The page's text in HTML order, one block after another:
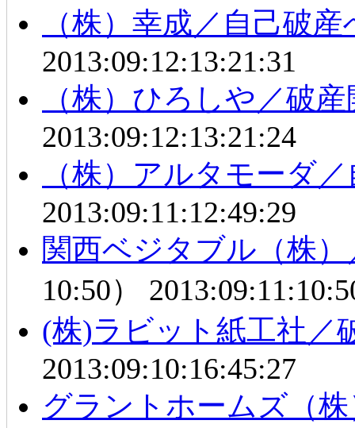
（株）幸成／自己破産
2013:09:12:13:21:31
（株）ひろしや／破
2013:09:12:13:21:24
（株）アルタモーダ
2013:09:11:12:49:29
関西ベジタブル（株
10:50）
(株)ラビット紙工社／
2013:09:10:16:45:27
グラントホームズ（